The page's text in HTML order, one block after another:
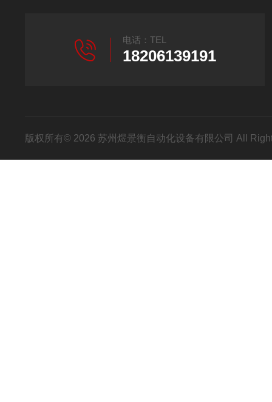
电话：TEL
18206139191
版权所有© 2026 苏州煜景衡自动化设备有限公司 All